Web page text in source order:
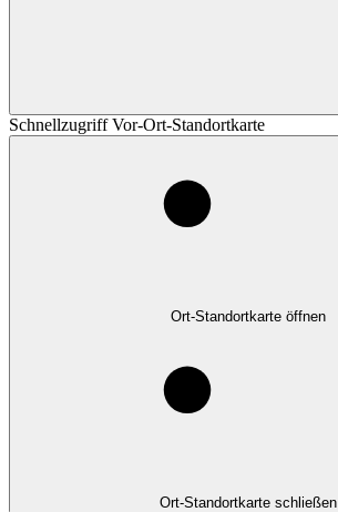
Schnellzugriff Vor-Ort-Standortkarte
Ort-Standortkarte öffnen
Ort-Standortkarte schließen